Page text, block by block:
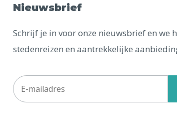
Nieuwsbrief
Schrijf je in voor onze nieuwsbrief en we
stedenreizen en aantrekkelijke